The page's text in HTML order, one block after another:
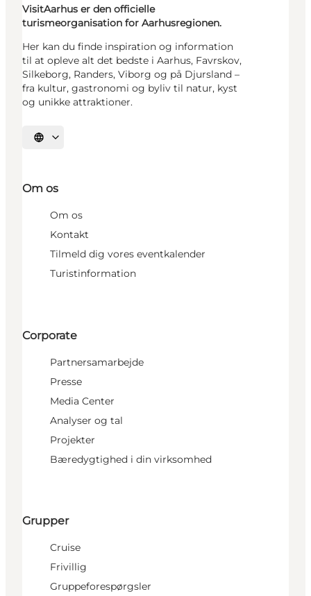
VisitAarhus er den officielle
turismeorganisation for Aarhusregionen.
Her kan du finde inspiration og information
til at opleve alt det bedste i Aarhus, Favrskov,
Silkeborg, Randers, Viborg og på Djursland –
fra kultur, gastronomi og byliv til natur, kyst
og unikke attraktioner.
Vælg sprog
Om os
Om os
Kontakt
Tilmeld dig vores eventkalender
Turistinformation
Corporate
Partnersamarbejde
Presse
Media Center
Analyser og tal
Projekter
Bæredygtighed i din virksomhed
Grupper
Cruise
Frivillig
Gruppeforespørgsler